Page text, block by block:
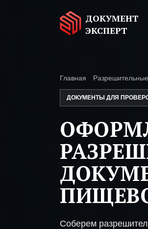
ДОКУМЕНТ
ЭКСПЕРТ
Главная
ДОКУМЕНТЫ ДЛЯ
Соберем